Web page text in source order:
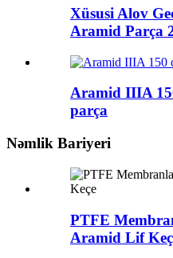
Xüsusi Alov
Aramid Parça
Aramid IIIA
parça
Nəmlik Bariyeri
PTFE
Aramid Lif